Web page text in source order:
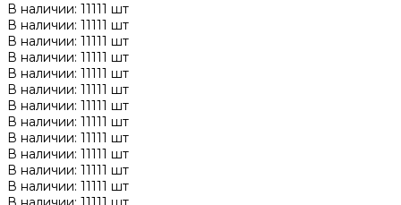
В наличии: 11111 шт
В наличии: 11111 шт
В наличии: 11111 шт
В наличии: 11111 шт
В наличии: 11111 шт
В наличии: 11111 шт
В наличии: 11111 шт
В наличии: 11111 шт
В наличии: 11111 шт
В наличии: 11111 шт
В наличии: 11111 шт
В наличии: 11111 шт